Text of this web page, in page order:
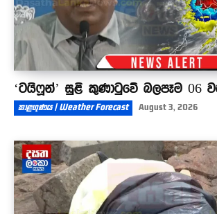
‘ටයිෆූන්’ සුළි කුණාටුවේ බලපෑම 06
කාළගුණය | Weather Forecast August 3, 2026